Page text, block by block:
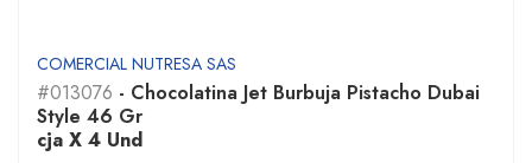
COMERCIAL NUTRESA SAS
#013076 - Chocolatina Jet Burbuja Pistacho Dubai
Style 46 Gr
cja X 4 Und